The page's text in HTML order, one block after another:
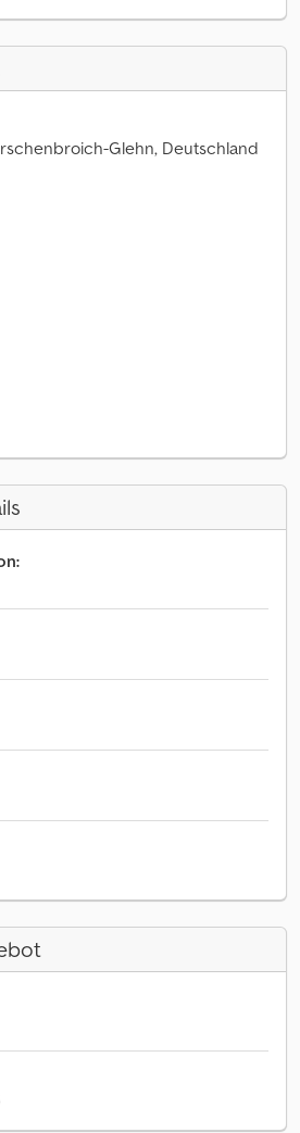
Glehn, Deutschland